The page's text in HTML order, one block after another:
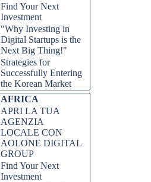
Find Your Next
Investment
"Why Investing in
Digital Startups is the
Next Big Thing!"
Strategies for
Successfully Entering
the Korean Market
AFRICA
APRI LA TUA
AGENZIA
LOCALE CON
AOLONE DIGITAL
GROUP
Find Your Next
Investment